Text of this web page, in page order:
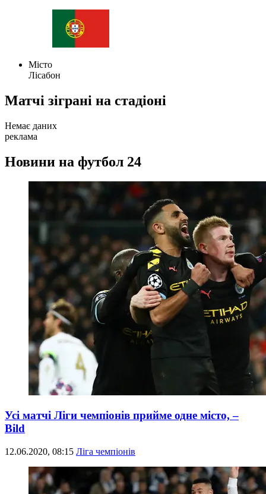
Місто
Лісабон
Матчі зіграні на стадіоні
Немає даних
реклама
Новини на футбол 24
Усі матчі Ліги чемпіонів прийме одне місто, –
Bild
12.06.2020, 08:15 Ліга чемпіонів